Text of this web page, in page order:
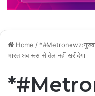
Home /
भारत अब रूस से तेल नहीं खरीदेगा